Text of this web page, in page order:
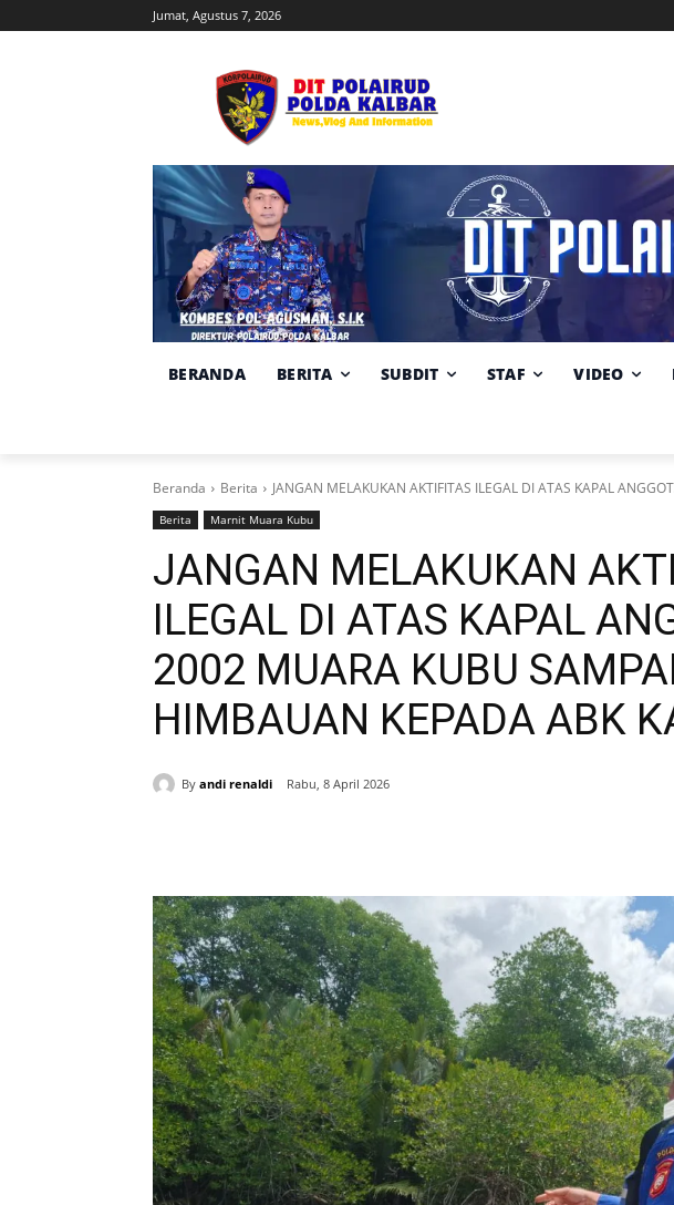
Jumat, Agustus 7, 2026
cuaca
BERANDA BERITA SUBDIT STAF VIDEO
Beranda Berita JANGAN MELAKUKAN AKTIFITAS ILEGAL DI ATAS KAPAL
Berita Marnit Muara Kubu
JANGAN MELAKUKAN
ILEGAL DI ATAS KAPAL
2002 MUARA KUBU
HIMBAUAN KEPADA ABK
By andi renaldi Rabu, 8 April 2026